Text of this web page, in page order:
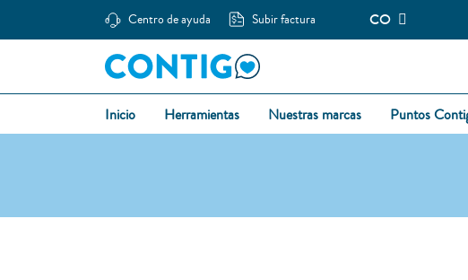
Centro de ayuda Subir factura CO
Inicio Herramientas Nuestras marcas Puntos